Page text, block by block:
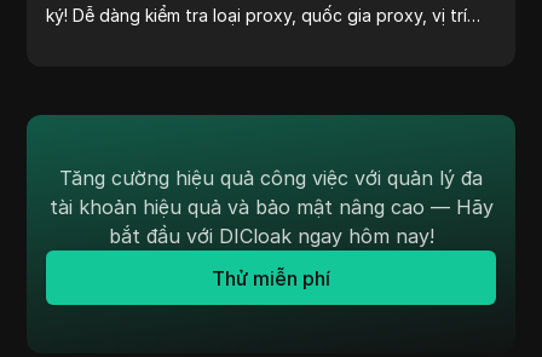
ký! Dễ dàng kiểm tra loại proxy, quốc gia proxy, vị trí
Tăng cường hiệu quả công việc với quản lý đa
tài khoản hiệu quả và bảo mật nâng cao — Hãy
bắt đầu với DICloak ngay hôm nay!
Thử miễn phí